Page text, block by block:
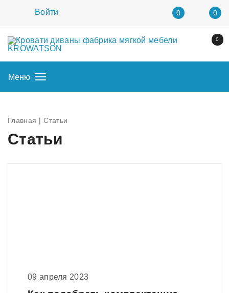
Войти 0 0
0
Меню
Главная Статьи
Статьи
09 апреля 2023